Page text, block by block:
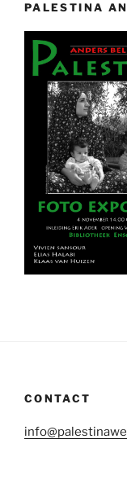
PALESTINA
CONTACT